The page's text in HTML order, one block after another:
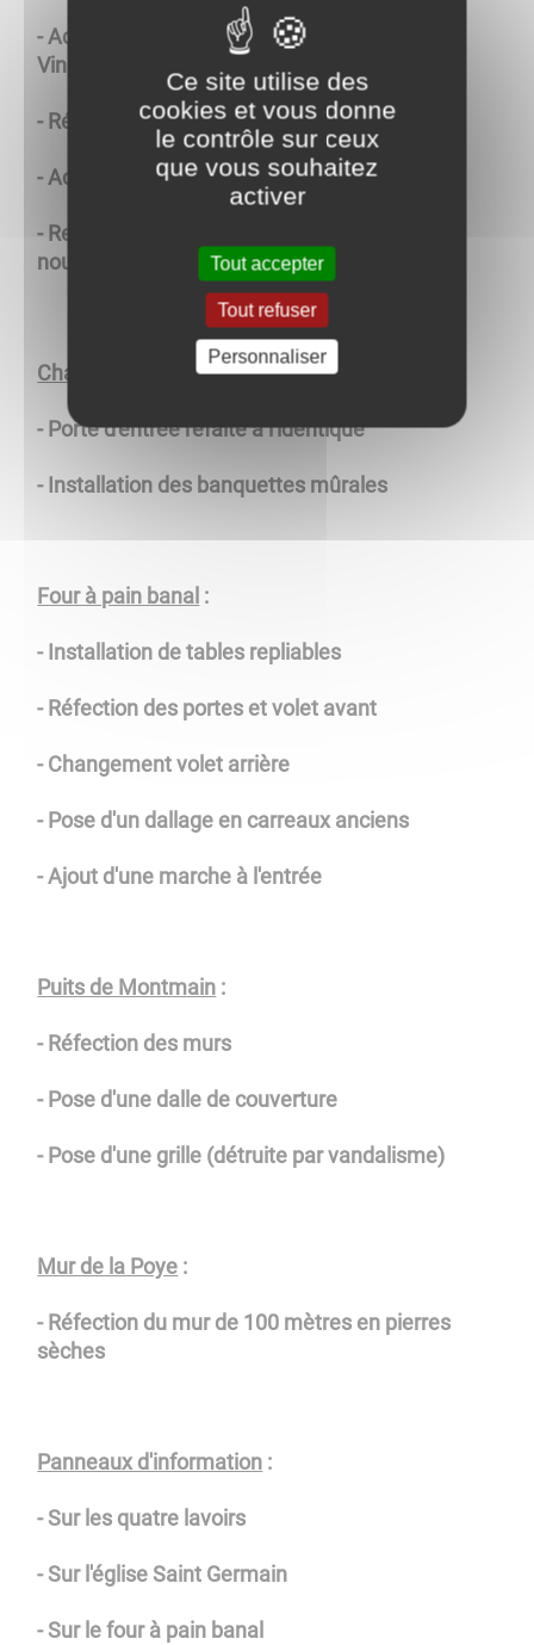
- Achat d'une statue en bois sculpté de Saint
Vincent
- Réfection du dallage de la nef gauche
- Achat de chaises
- Renforcement vitrail arrière (déterioré à
nouveau)
Chapelle de Domange:
- Porte d'entrée refaite à l'identique
- Installation des banquettes mûrales
Four à pain banal :
- Installation de tables repliables
- Réfection des portes et volet avant
- Changement volet arrière
- Pose d'un dallage en carreaux anciens
- Ajout d'une marche à l'entrée
Puits de Montmain :
- Réfection des murs
- Pose d'une dalle de couverture
- Pose d'une grille (détruite par vandalisme)
Mur de la Poye :
- Réfection du mur de 100 mètres en pierres
sèches
Panneaux d'information :
- Sur les quatre lavoirs
- Sur l'église Saint Germain
- Sur le four à pain banal
Ce site utilise des
cookies et vous donne
le contrôle sur ceux
que vous souhaitez
activer
Tout accepter
Tout refuser
Personnaliser